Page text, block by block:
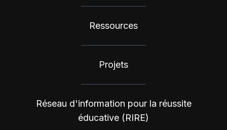
Ressources
Projets
Réseau d'information pour la réussite
éducative (RIRE)